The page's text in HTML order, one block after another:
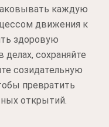
каждую
движения к
здоровую
сохраняйте
созидательную
превратить
открытий.